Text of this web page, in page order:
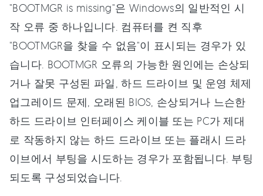
"BOOTMGR is missing"은 Windows의 일반적인 시
작 오류 중 하나입니다. 컴퓨터를 켠 직후
"BOOTMGR을 찾을 수 없음"이 표시되는 경우가 있
습니다. BOOTMGR 오류의 가능한 원인에는 손상되
거나 잘못 구성된 파일, 하드 드라이브 및 운영 체제
업그레이드 문제, 오래된 BIOS, 손상되거나 느슨한
하드 드라이브 인터페이스 케이블 또는 PC가 제대
로 작동하지 않는 하드 드라이브 또는 플래시 드라
이브에서 부팅을 시도하는 경우가 포함됩니다. 부팅
되도록 구성되었습니다.